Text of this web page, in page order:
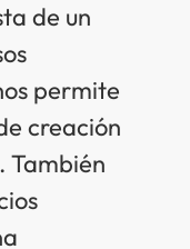
de un
permite
creación
También